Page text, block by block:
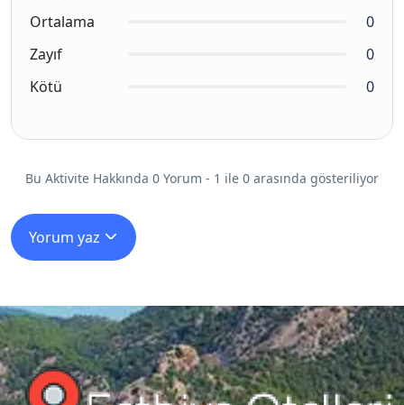
Ortalama
0
Zayıf
0
Kötü
0
Bu Aktivite Hakkında 0 Yorum - 1 ile 0 arasında gösteriliyor
Yorum yaz